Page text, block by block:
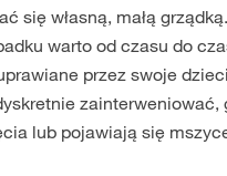
się własną, małą
warto od czasu do
przez swoje
zainterweniować,
lub pojawiają się